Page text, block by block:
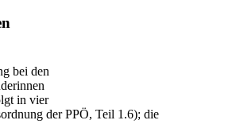
bei den
in vier
der PPÖ, Teil 1.6); die